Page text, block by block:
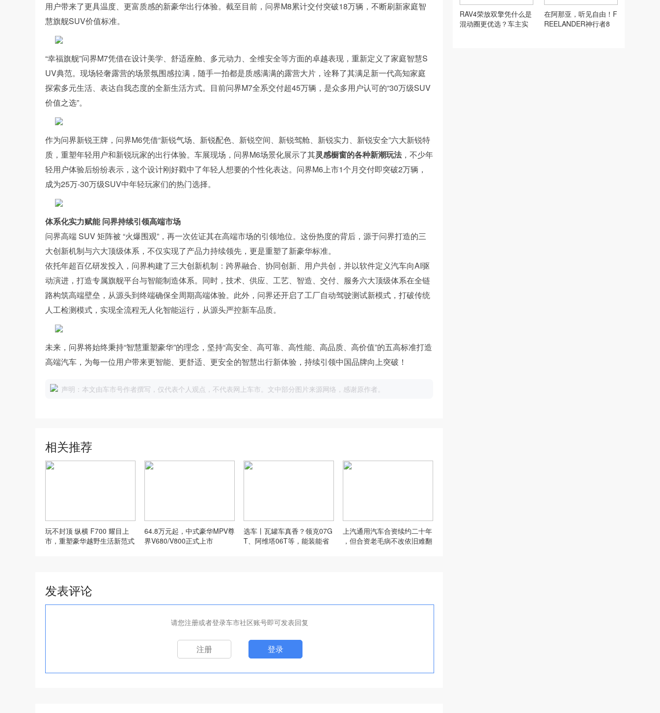
用户带来了更具温度、更富质感的新豪华出行体验。截至目前，问界M8累计交付突破18万辆，不断刷新家庭智
慧旗舰SUV价值标准。
“幸福旗舰”问界M7凭借在设计美学、舒适座舱、多元动力、全维安全等方面的卓越表现，重新定义了家庭智慧S
UV典范。现场轻奢露营的场景氛围感拉满，随手一拍都是质感满满的露营大片，诠释了其满足新一代高知家庭
探索多元生活、表达自我态度的全新生活方式。目前问界M7全系交付超45万辆，是众多用户认可的“30万级SUV
价值之选”。
作为问界新锐王牌，问界M6凭借“新锐气场、新锐配色、新锐空间、新锐驾舱、新锐实力、新锐安全”六大新锐特
质，重塑年轻用户和新锐玩家的出行体验。车展现场，问界M6场景化展示了其灵感橱窗的各种新潮玩法，不少年
轻用户体验后纷纷表示，这个设计刚好戳中了年轻人想要的个性化表达。问界M6上市1个月交付即突破2万辆，
成为25万-30万级SUV中年轻玩家们的热门选择。
体系化实力赋能 问界持续引领高端市场
问界高端 SUV 矩阵被 “火爆围观”，再一次佐证其在高端市场的引领地位。这份热度的背后，源于问界打造的三
大创新机制与六大顶级体系，不仅实现了产品力持续领先，更是重塑了新豪华标准。
依托年超百亿研发投入，问界构建了三大创新机制：跨界融合、协同创新、用户共创，并以软件定义汽车向AI驱
动演进，打造专属旗舰平台与智能制造体系。同时，技术、供应、工艺、智造、交付、服务六大顶级体系在全链
路构筑高端壁垒，从源头到终端确保全周期高端体验。此外，问界还开启了工厂自动驾驶测试新模式，打破传统
人工检测模式，实现全流程无人化智能运行，从源头严控新车品质。
未来，问界将始终秉持“智慧重塑豪华”的理念，坚持“高安全、高可靠、高性能、高品质、高价值”的五高标准打造
高端汽车，为每一位用户带来更智能、更舒适、更安全的智慧出行新体验，持续引领中国品牌向上突破！
声明：本文由车市号作者撰写，仅代表个人观点，不代表网上车市。文中部分图片来源网络，感谢原作者。
相关推荐
玩不封顶 纵横 F700 耀目上
市，重塑豪华越野生活新范式
64.8万元起，中式豪华MPV尊
界V680/V800正式上市
选车丨瓦罐车真香？领克07G
T、阿维塔06T等，能装能省
上汽通用汽车合资续约二十年
，但合资老毛病不改依旧难翻
发表评论
请您注册或者登录车市社区账号即可发表回复
注册 登录
RAV4荣放双擎凭什么是
混动圈更优选？车主实
在阿那亚，听见自由！F
REELANDER神行者8